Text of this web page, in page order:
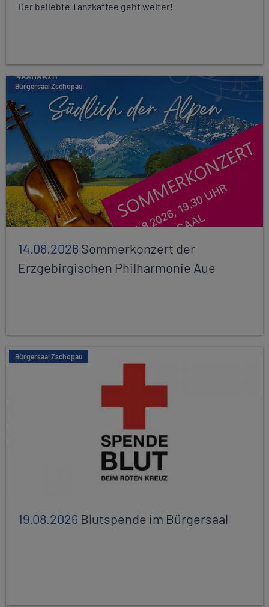
Der beliebte Tanzkaffee geht weiter!
Bürgersaal Zschopau
14.08.2026Sommerkonzert der
Erzgebirgischen Philharmonie Aue
Bürgersaal Zschopau
19.08.2026 Blutspende im Bürgersaal